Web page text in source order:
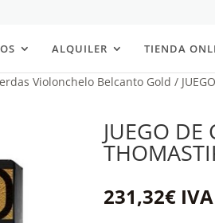
ALQUILER TIENDA
Violonchelo Belcanto Gold /
JUEGO DE
231,32€